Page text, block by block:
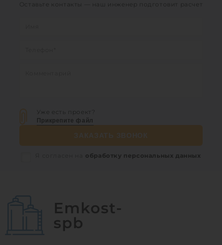
Оставьте контакты — наш инженер подготовит расчет
Уже есть проект?
Прикрепите файл
обработку персональных данных